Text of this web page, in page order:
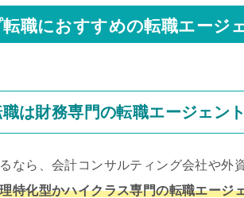
職におすすめの転職エージ
は財務専門の転職エージェン
なら、会計コンサルティング会社や外
特化型かハイクラス専門の転職エージ